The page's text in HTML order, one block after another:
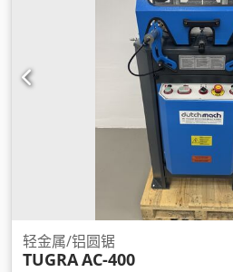
轻金属/铝圆锯
TUGRAAC-400